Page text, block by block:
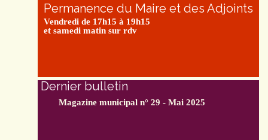
Permanence du Maire et des Adjoints
Vendredi de 17h15 à 19h15
et samedi matin sur rdv
Dernier bulletin
Magazine municipal n° 29 - Mai 2025